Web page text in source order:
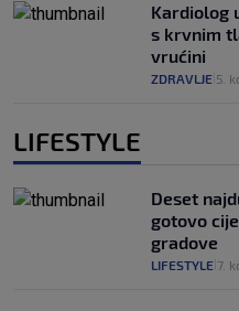
Kardiolog
s krvnim
vrućini
ZDRAVLJE 5.
LIFESTYLE
Deset
gotovo
gradove
LIFESTYLE 7.